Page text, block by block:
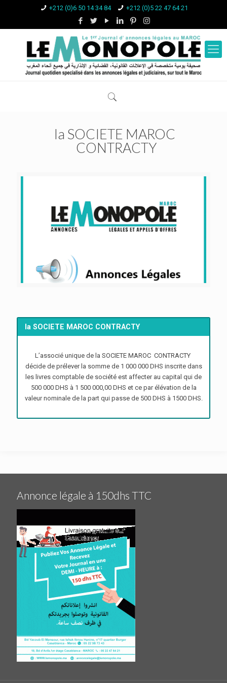
+212 (0)6 50 14 34 84 +212 (0)5 22 47 64 21
la SOCIETE MAROC
CONTRACTY
la SOCIETE MAROC CONTRACTY
L’associé unique de la SOCIETE MAROC CONTRACTY
décide de prélever la somme de 1 000 000 DHS inscrite dans
les livres comptable de société est affecter au capital qui de
500 000 DHS à 1 500 000,00 DHS et ce par élévation de la
valeur nominale de la part qui passe de 500 DHS à 1500 DHS.
Annonce légale à 150dhs TTC